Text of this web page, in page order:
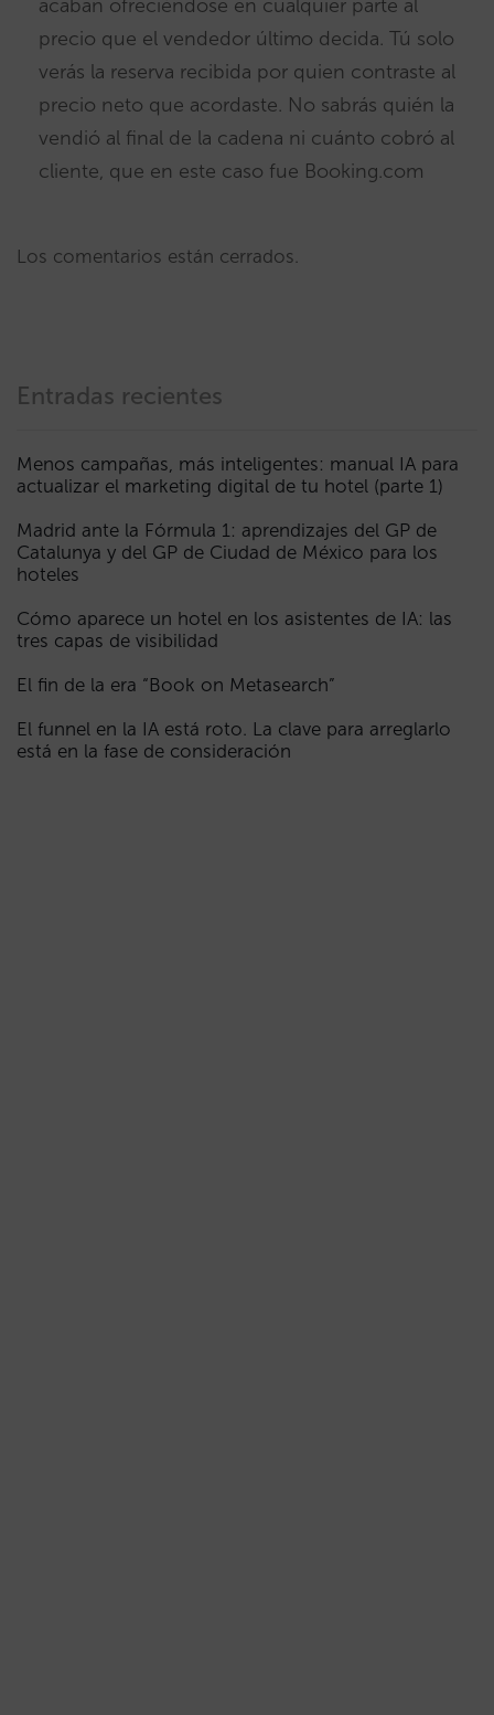
acaban ofreciéndose en cualquier parte al
precio que el vendedor último decida. Tú solo
verás la reserva recibida por quien contraste al
precio neto que acordaste. No sabrás quién la
vendió al final de la cadena ni cuánto cobró al
cliente, que en este caso fue Booking.com
Los comentarios están cerrados.
Entradas recientes
Menos campañas, más inteligentes: manual IA para
actualizar el marketing digital de tu hotel (parte 1)
Madrid ante la Fórmula 1: aprendizajes del GP de
Catalunya y del GP de Ciudad de México para los
hoteles
Cómo aparece un hotel en los asistentes de IA: las
tres capas de visibilidad
El fin de la era “Book on Metasearch”
El funnel en la IA está roto. La clave para arreglarlo
está en la fase de consideración